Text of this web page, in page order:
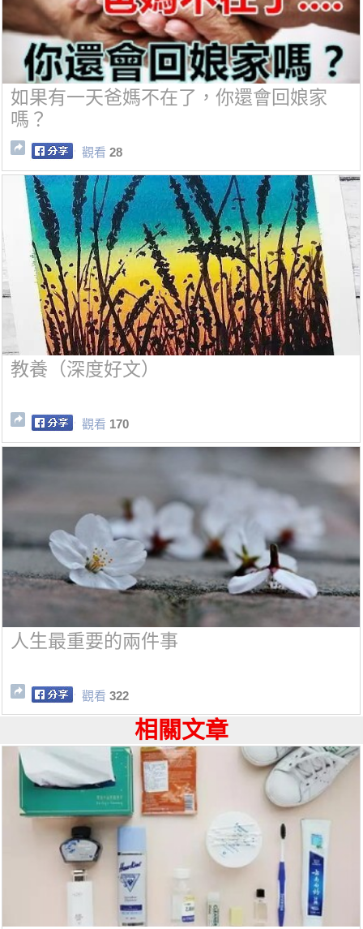
如果有一天爸媽不在了，你還會回娘家
嗎？
觀看 28
教養（深度好文）
觀看 170
人生最重要的兩件事
觀看 322
相關文章